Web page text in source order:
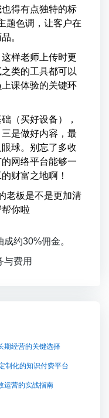
得有点独特的标
题色调，让客户在
。
样老师上传时更
类的工具都可以
课体验的关键环
（买好设备），
是做好内容，最
球。别忘了多收
网络平台能够一
财富之地啊！
老板是不是更加清
你啦
约30%佣金。
与费用
期经营的关键选择
制化的知识付费平台
运营的实战指南